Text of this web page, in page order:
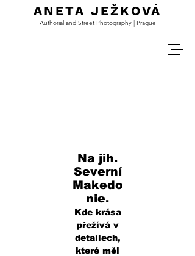
ANETA JEŽKOVÁ
Authorial and Street Photography | Prague
Na jih.
Severní
Makedo
nie.
Kde krása
přežívá v
detailech,
které měl